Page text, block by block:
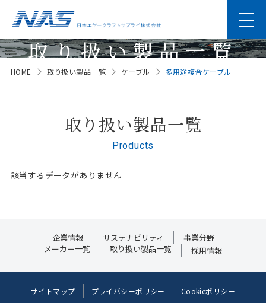
取り扱い製品一覧
Products
HOME 取り扱い製品一覧 ケーブル 多用途複合ケーブル
取り扱い製品一覧
Products
該当するデータがありません
企業情報 サステナビリティ
事業分野
メーカー一覧
取り扱い製品一覧 採用情報
サイトマップ プライバシーポリシー Cookieポリシー